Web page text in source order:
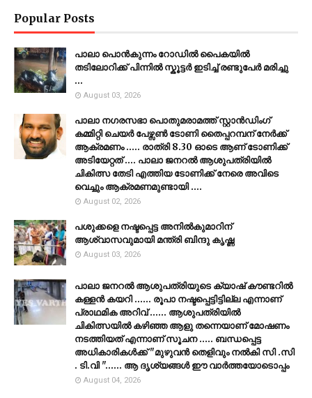
Popular Posts
പാലാ പൊൻകുന്നം റോഡിൽ പൈകയിൽ
തടിലോറിക്ക് പിന്നിൽ സ്കൂട്ടർ ഇടിച്ച് രണ്ടുപേർ മരിച്ചു
...
August 03, 2026
പാലാ നഗരസഭാ പൊതുമരാമത്ത് സ്റ്റാൻഡിംഗ്
കമ്മിറ്റി ചെയർ പേഴ്സൺ ടോണി തൈപ്പറമ്പന് നേർക്ക്
ആക്രമണം ..... രാത്രി 8.30 ഓടെ ആണ് ടോണിക്ക്
അടിയേറ്റത് .... പാലാ ജനറൽ ആശുപത്രിയിൽ
ചികിത്സ തേടി എത്തിയ ടോണിക്ക് നേരെ അവിടെ
വെച്ചും ആക്രമണമുണ്ടായി ....
August 02, 2026
പശുക്കളെ നഷ്ടപ്പെട്ട അനിൽകുമാറിന്
ആശ്വാസവുമായി മന്ത്രി ബിന്ദു കൃഷ്ണ
August 03, 2026
പാലാ ജനറൽ ആശുപത്രിയുടെ ക്യാഷ് കൗണ്ടറിൽ
കള്ളൻ കയറി ...... രൂപാ നഷ്ടപ്പെട്ടിട്ടില്ല എന്നാണ്
പ്രാഥമിക അറിവ് ...... ആശുപത്രിയിൽ
ചികിത്സയിൽ കഴിഞ്ഞ ആളു തന്നെയാണ് മോഷണം
നടത്തിയത് എന്നാണ് സൂചന ..... ബന്ധപ്പെട്ട
അധികാരികൾക്ക് "മുഴുവൻ തെളിവും നൽകി സി .സി
. ടി.വി "...... ആ ദൃശ്യങ്ങൾ ഈ വാർത്തയോടൊപ്പം
August 04, 2026